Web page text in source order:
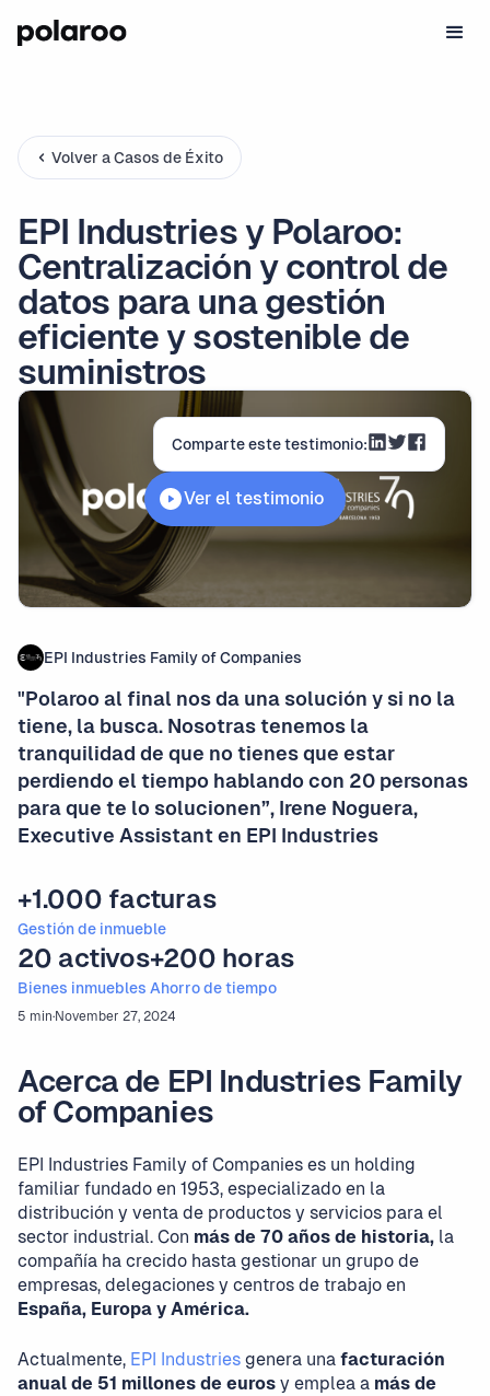
Volver a Casos de Éxito
EPI Industries y Polaroo:
Centralización y control de
datos para una gestión
eficiente y sostenible de
suministros
Comparte este testimonio:
Ver el testimonio
EPI Industries Family of Companies
"Polaroo al final nos da una solución y si no la
tiene, la busca. Nosotras tenemos la
tranquilidad de que no tienes que estar
perdiendo el tiempo hablando con 20 personas
para que te lo solucionen”, Irene Noguera,
Executive Assistant en EPI Industries
20 activos
Bienes inmuebles
+200 horas
Ahorro de tiempo
+1.000 facturas
Gestión de inmueble
5 min·November 27, 2024
Acerca de EPI Industries Family
of Companies
EPI Industries Family of Companies es un holding
familiar fundado en 1953, especializado en la
distribución y venta de productos y servicios para el
sector industrial. Con más de 70 años de historia, la
compañía ha crecido hasta gestionar un grupo de
empresas, delegaciones y centros de trabajo en
España, Europa y América.
Actualmente, EPI Industries genera una facturación
anual de 51 millones de euros y emplea a más de